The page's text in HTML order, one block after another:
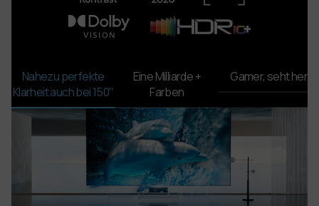
Nahezu perfekte
Klarheitauch bei 150"
Eine Milliarde +
Farben
Gamer, seht her!